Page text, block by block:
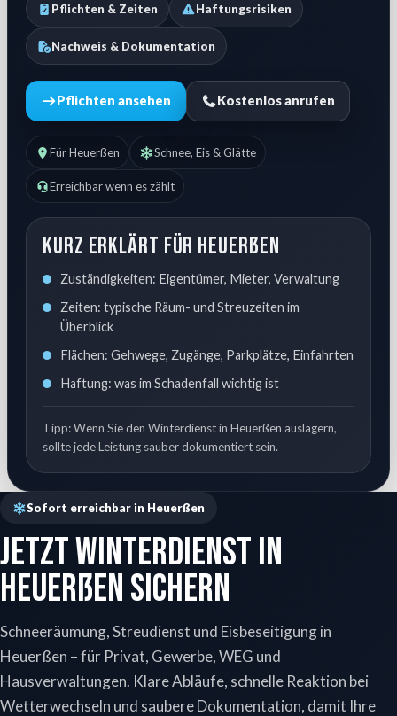
Pflichten & Zeiten Haftungsrisiken
Nachweis & Dokumentation
Pflichten ansehen Kostenlos anrufen
Für Heuerßen Schnee, Eis & Glätte
Erreichbar wenn es zählt
Kurz erklärt für Heuerßen
Zuständigkeiten: Eigentümer, Mieter, Verwaltung
Zeiten: typische Räum- und Streuzeiten im
Überblick
Flächen: Gehwege, Zugänge, Parkplätze, Einfahrten
Haftung: was im Schadenfall wichtig ist
Tipp: Wenn Sie den Winterdienst in Heuerßen auslagern,
sollte jede Leistung sauber dokumentiert sein.
Sofort erreichbar in Heuerßen
Jetzt Winterdienst in
Heuerßen sichern
Schneeräumung, Streudienst und Eisbeseitigung in
Heuerßen – für Privat, Gewerbe, WEG und
Hausverwaltungen. Klare Abläufe, schnelle Reaktion bei
Wetterwechseln und saubere Dokumentation, damit Ihre